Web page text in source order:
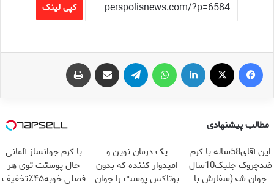
کپی لینک
فیس بوک لینکدین تلگرام اشتراک گذاری از طریق ایمیل
مطالب پیشنهادی
این آقای58ساله با کرم
ضدچروک جلبک10سال
جوان شد(سفارش با
یک درمان نوین و
امیدوار کننده که بدون
بوتاکس پوست را جوان
با کرم جوانساز آلمانی
حال پوستت توی هر
فصلی خوبه۴۵٪تخفیف